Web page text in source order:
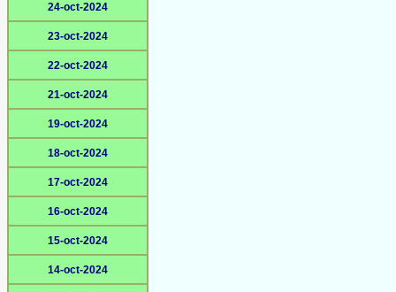
24-oct-2024
23-oct-2024
22-oct-2024
21-oct-2024
19-oct-2024
18-oct-2024
17-oct-2024
16-oct-2024
15-oct-2024
14-oct-2024